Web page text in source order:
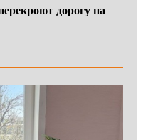
дорогу на